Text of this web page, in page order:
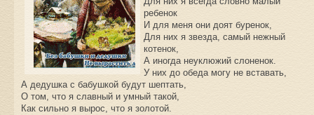
ребенок
И для меня они доят буренок,
Для них я звезда, самый нежный
котенок,
А иногда неуклюжий слоненок.
У них до обеда могу не вставать,
А дедушка с бабушкой будут шептать,
О том, что я славный и умный такой,
Как сильно я вырос, что я золотой.